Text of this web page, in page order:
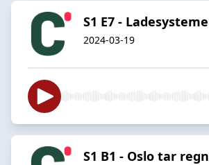
S1 E7 -
2024-03-19
S1 B1 - Oslo tar